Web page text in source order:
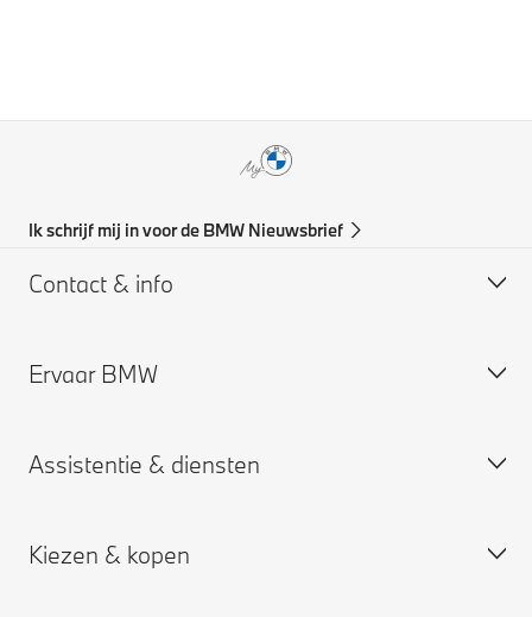
Ik schrijf mij in voor de BMW Nieuwsbrief
Contact & info
Support & Contact
Ervaar BMW
BMW vacatures
BMW Group
Assistentie & diensten
Plan een service afspraak
Kiezen & kopen